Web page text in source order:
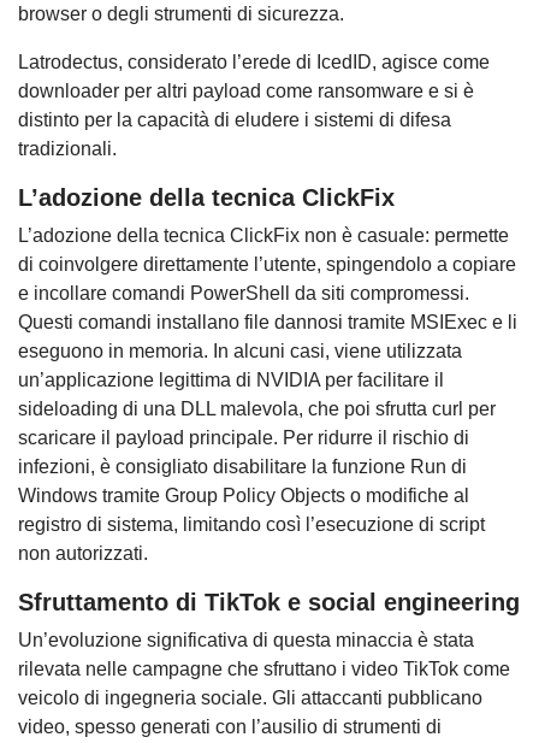
browser o degli strumenti di sicurezza.
Latrodectus, considerato l’erede di IcedID, agisce come
downloader per altri payload come ransomware e si è
distinto per la capacità di eludere i sistemi di difesa
tradizionali.
L’adozione della tecnica ClickFix
L’adozione della tecnica ClickFix non è casuale: permette
di coinvolgere direttamente l’utente, spingendolo a copiare
e incollare comandi PowerShell da siti compromessi.
Questi comandi installano file dannosi tramite MSIExec e li
eseguono in memoria. In alcuni casi, viene utilizzata
un’applicazione legittima di NVIDIA per facilitare il
sideloading di una DLL malevola, che poi sfrutta curl per
scaricare il payload principale. Per ridurre il rischio di
infezioni, è consigliato disabilitare la funzione Run di
Windows tramite Group Policy Objects o modifiche al
registro di sistema, limitando così l’esecuzione di script
non autorizzati.
Sfruttamento di TikTok e social engineering
Un’evoluzione significativa di questa minaccia è stata
rilevata nelle campagne che sfruttano i video TikTok come
veicolo di ingegneria sociale. Gli attaccanti pubblicano
video, spesso generati con l’ausilio di strumenti di